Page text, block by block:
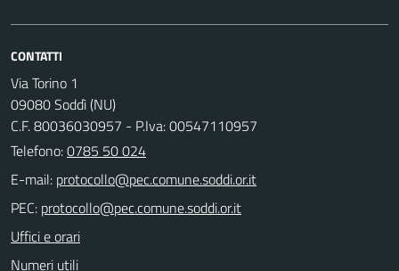
CONTATTI
Via Torino 1
09080 Soddì (NU)
C.F. 80036030957 - P.Iva: 00547110957
Telefono:0785 50 024
E-mail:
PEC:
Uffici e orari
Numeri utili